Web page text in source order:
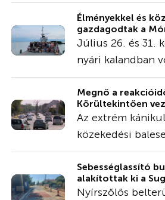
Élményekkel és
gazdagodtak a
Július 26. és 31.
nyári kalandban
Megnő a
Körültekintően
Az extrém
közekedési
Sebességlassító
alakítottak ki a
Nyírszőlős